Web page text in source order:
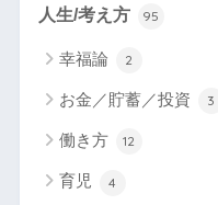
人生/考え方 95
幸福論 2
お金／貯蓄／投資 3
働き方 12
育児 4